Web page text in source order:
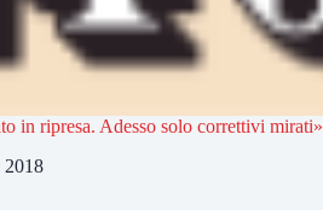
in ripresa. Adesso solo correttivi mirati»
2018